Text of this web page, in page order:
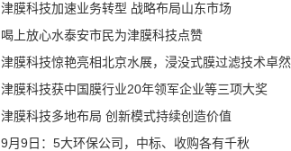
津膜科技加速业务转型 战略布局山东市场
喝上放心水泰安市民为津膜科技点赞
津膜科技惊艳亮相北京水展，浸没式膜过滤技术卓
津膜科技获中国膜行业20年领军企业等三项大奖
津膜科技多地布局 创新模式持续创造价值
9月9日：5大环保公司，中标、收购各有千秋